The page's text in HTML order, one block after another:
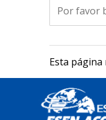
Esta